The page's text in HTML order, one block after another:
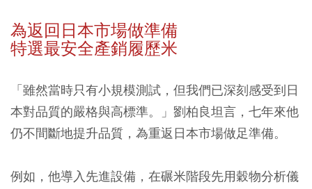
為返回日本市場做準備
特選最安全產銷履歷米
「雖然當時只有小規模測試，但我們已深刻感受到日
本對品質的嚴格與高標準。」劉柏良坦言，七年來他
仍不間斷地提升品質，為重返日本市場做足準備。
例如，他導入先進設備，在碾米階段先用穀物分析儀